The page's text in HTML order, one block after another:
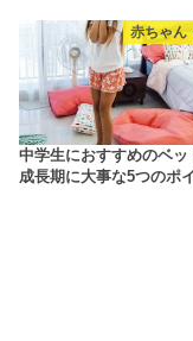
赤ちゃん
中学生におすすめのベッ
成長期に大事な5つのポ